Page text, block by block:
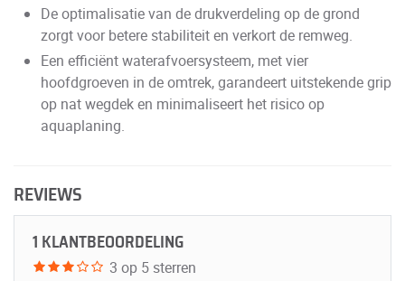
De optimalisatie van de drukverdeling op de grond
zorgt voor betere stabiliteit en verkort de remweg.
Een efficiënt waterafvoersysteem, met vier
hoofdgroeven in de omtrek, garandeert uitstekende grip
op nat wegdek en minimaliseert het risico op
aquaplaning.
REVIEWS
1 KLANTBEOORDELING
3 op 5 sterren